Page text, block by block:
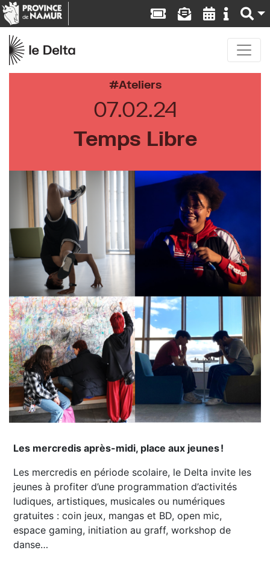
Ateliers
07.02.24
Temps Libre
Les mercredis après-midi, place aux jeunes !
Les mercredis en période scolaire, le Delta invite les
jeunes à profiter d’une programmation d’activités
ludiques, artistiques, musicales ou numériques
gratuites : coin jeux, mangas et BD, open mic,
espace gaming, initiation au graff, workshop de
danse…